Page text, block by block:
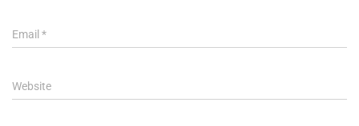
Email *
Website